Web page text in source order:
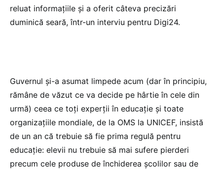
reluat informațiile și a oferit câteva precizări
duminică seară, într-un interviu pentru Digi24.
Guvernul și-a asumat limpede acum (dar în principiu,
rămâne de văzut ce va decide pe hârtie în cele din
urmă) ceea ce toți experții în educație și toate
organizațiile mondiale, de la OMS la UNICEF, insistă
de un an că trebuie să fie prima regulă pentru
educație: elevii nu trebuie să mai sufere pierderi
precum cele produse de închiderea școlilor sau de